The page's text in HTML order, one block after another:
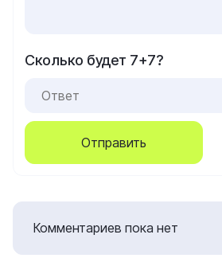
Сколько будет 7+7?
Отправить
Комментариев пока нет